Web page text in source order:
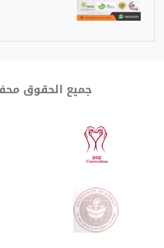
جميع الحقوق